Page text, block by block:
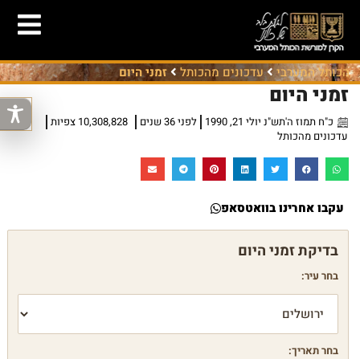
הכותל המערבי עדכונים מהכותל זמני היום
זמני היום
כ"ח תמוז ה'תש"נ יולי 21, 1990 לפני 36 שנים
10,308,828 צפיות
עדכונים מהכותל
עקבו אחרינו בוואטסאפ
בחר עיר:
בחר תאריך: